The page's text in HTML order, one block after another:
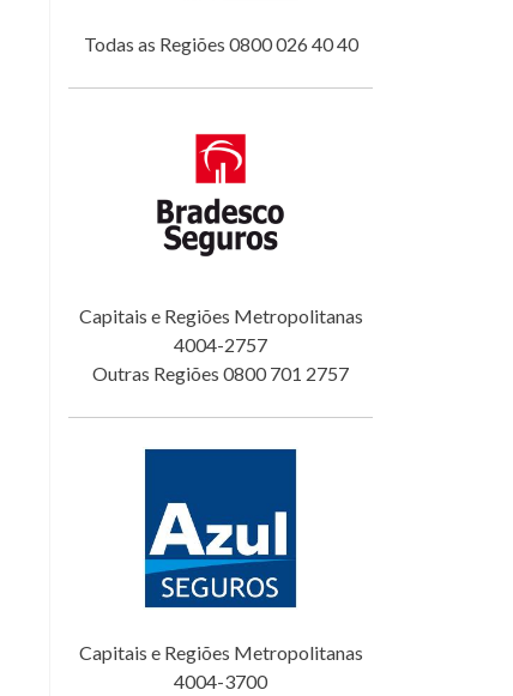
Todas as Regiões 0800 026 40 40
Capitais e Regiões Metropolitanas
4004-2757
Outras Regiões 0800 701 2757
Capitais e Regiões Metropolitanas
4004-3700